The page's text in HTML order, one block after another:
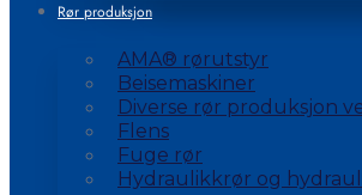
Rør produksjon
AMA® rørutstyr
Beisemaskiner
Diverse rør produksjon
Flens
Fuge rør
Hydraulikkrør og